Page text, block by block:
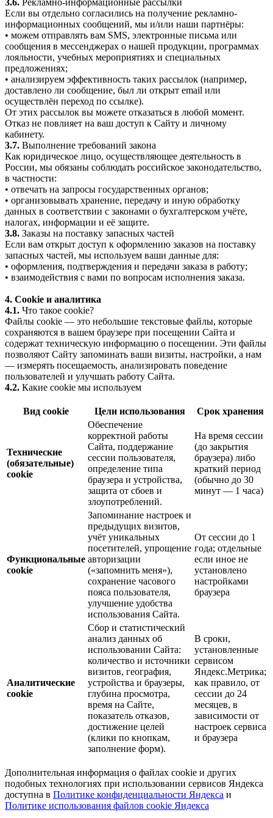
3.6. Рекламно-информационные рассылки
Если вы отдельно согласились на получение рекламно-
информационных сообщений, мы и/или наши партнёры:
• можем отправлять вам SMS, электронные письма или
сообщения в мессенджерах о нашей продукции, программах
лояльности, учебных мероприятиях и специальных
предложениях;
• анализируем эффективность таких рассылок (например,
доставлено ли сообщение, был ли открыт email или
осуществлён переход по ссылке).
От этих рассылок вы можете отказаться в любой момент.
Отказ не повлияет на ваш доступ к Сайту и личному
кабинету.
3.7. Выполнение требований закона
Как юридическое лицо, осуществляющее деятельность в
России, мы обязаны соблюдать российское законодательство,
в частности:
• отвечать на запросы государственных органов;
• организовывать хранение, передачу и иную обработку
данных в соответствии с законами о бухгалтерском учёте,
налогах, информации и её защите.
3.8. Заказы на поставку запасных частей
Если вам открыт доступ к оформлению заказов на поставку
запасных частей, мы используем ваши данные для:
• оформления, подтверждения и передачи заказа в работу;
• взаимодействия с вами по вопросам исполнения заказа.
4. Cookie и аналитика
4.1. Что такое cookie?
Файлы cookie — это небольшие текстовые файлы, которые
сохраняются в вашем браузере при посещении Сайта и
содержат техническую информацию о посещении. Эти файлы
позволяют Сайту запоминать ваши визиты, настройки, а нам
— измерять посещаемость, анализировать поведение
пользователей и улучшать работу Сайта.
4.2. Какие cookie мы используем
Вид cookie Цели использования Срок хранения
Технические
(обязательные)
cookie
Обеспечение
корректной работы
Сайта, поддержание
сессии пользователя,
определение типа
браузера и устройства,
защита от сбоев и
злоупотреблений.
На время сессии
(до закрытия
браузера) либо
краткий период
(обычно до 30
минут — 1 часа)
Функциональные
cookie
Запоминание настроек и
предыдущих визитов,
учёт уникальных
посетителей, упрощение
авторизации
(«запомнить меня»),
сохранение часового
пояса пользователя,
улучшение удобства
использования Сайта.
От сессии до 1
года; отдельные
если иное не
установлено
настройками
браузера
Аналитические
cookie
Сбор и статистический
анализ данных об
использовании Сайта:
количество и источники
визитов, география,
устройства и браузеры,
глубина просмотра,
время на Сайте,
показатель отказов,
достижение целей
(клики по кнопкам,
заполнение форм).
В сроки,
установленные
сервисом
Яндекс.Метрика;
как правило, от
сессии до 24
месяцев, в
зависимости от
настроек сервиса
и браузера
Дополнительная информация о файлах cookie и других
подобных технологиях при использовании сервисов Яндекса
доступна в Политике конфиденциальности Яндекса и
Политике использования файлов cookie Яндекса